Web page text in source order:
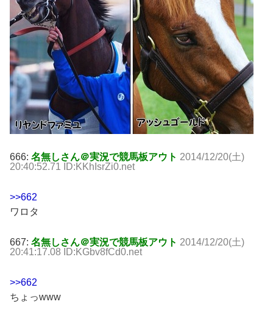
666: 名無しさん＠実況で競馬板アウト 2014/12/20(土)
20:40:52.71 ID:KKhIsrZi0.net
>>662
ワロタ
667: 名無しさん＠実況で競馬板アウト 2014/12/20(土)
20:41:17.08 ID:KGbv8fCd0.net
>>662
ちょっwww